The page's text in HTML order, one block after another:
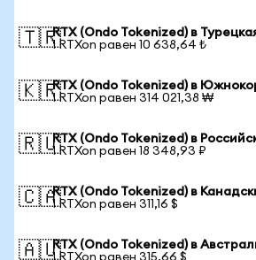
🇹🇷RTX (Ondo Tokenized) в
1 RTXon равен 10 638,64 ₺
🇰🇷RTX (Ondo Tokenized) в
1 RTXon равен 314 021,38 ₩
🇷🇺RTX (Ondo Tokenized) в
1 RTXon равен 18 348,93 ₽
🇨🇦RTX (Ondo Tokenized) в
1 RTXon равен 311,16 $
🇦🇺RTX (Ondo Tokenized) в
1 RTXon равен 315,66 $